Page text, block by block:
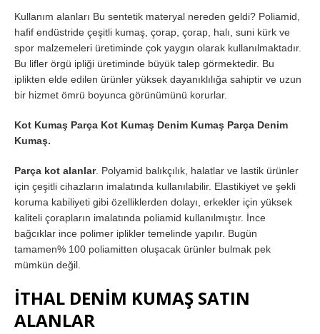
Kullanım alanları Bu sentetik materyal nereden geldi? Poliamid,
hafif endüstride çeşitli kumaş, çorap, çorap, halı, suni kürk ve
spor malzemeleri üretiminde çok yaygın olarak kullanılmaktadır.
Bu lifler örgü ipliği üretiminde büyük talep görmektedir. Bu
iplikten elde edilen ürünler yüksek dayanıklılığa sahiptir ve uzun
bir hizmet ömrü boyunca görünümünü korurlar.
Kot Kumaş Parça Kot Kumaş Denim Kumaş Parça Denim
Kumaş.
Parça kot alanlar. Polyamid balıkçılık, halatlar ve lastik ürünler
için çeşitli cihazların imalatında kullanılabilir. Elastikiyet ve şekli
koruma kabiliyeti gibi özelliklerden dolayı, erkekler için yüksek
kaliteli çorapların imalatında poliamid kullanılmıştır. İnce
bağcıklar ince polimer iplikler temelinde yapılır. Bugün
tamamen% 100 poliamitten oluşacak ürünler bulmak pek
mümkün değil.
İTHAL DENİM KUMAŞ SATIN
ALANLAR